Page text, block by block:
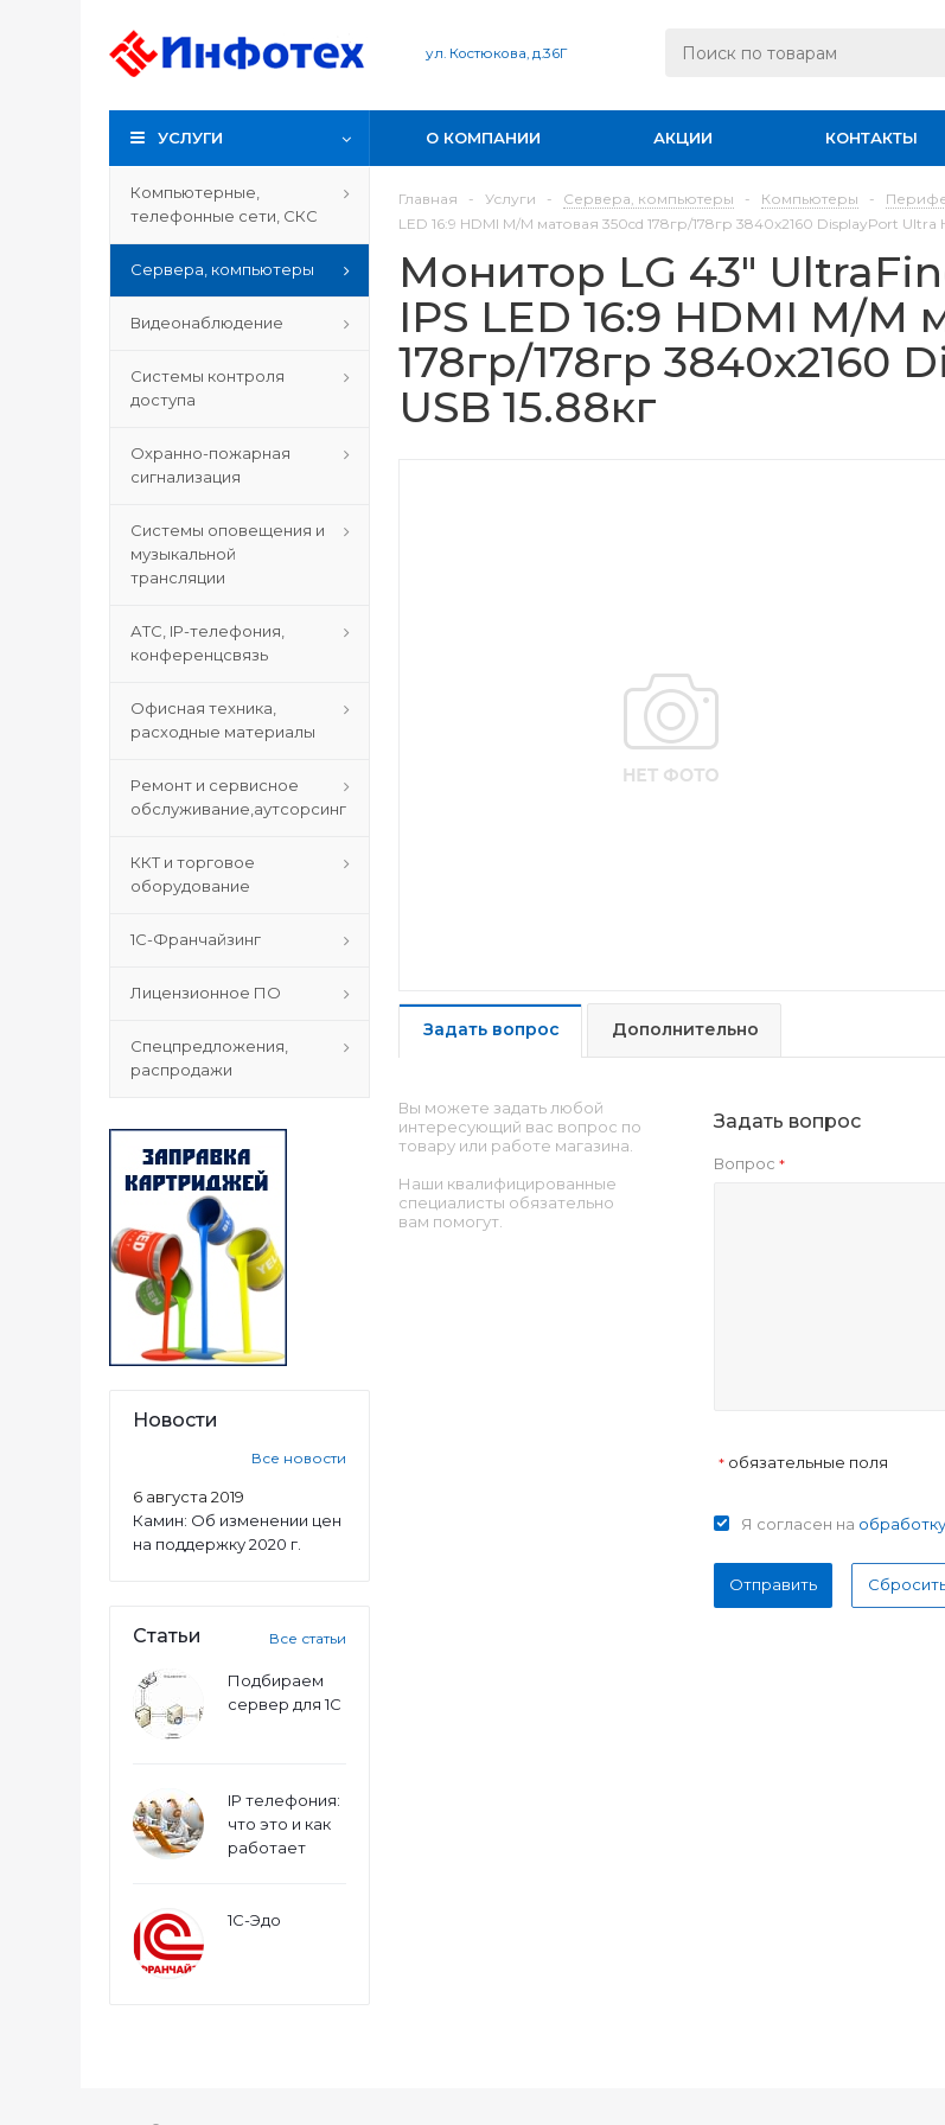
ул. Костюкова, д.36Г
УСЛУГИ О КОМПАНИИ АКЦИИ КОНТАКТЫ
Компьютерные,
телефонные сети, СКС
Сервера, компьютеры
Видеонаблюдение
Системы контроля
доступа
Охранно-пожарная
сигнализация
Системы оповещения и
музыкальной
трансляции
АТС, IP-телефония,
конференцсвязь
Офисная техника,
расходные материалы
Ремонт и сервисное
обслуживание,аутсорсинг
ККТ и торговое
оборудование
1С-Франчайзинг
Лицензионное ПО
Спецпредложения,
распродажи
Новости
Все новости
6 августа 2019
Камин: Об изменении цен
на поддержку 2020 г.
Статьи Все статьи
Подбираем
сервер для 1С
IP телефония:
что это и как
работает
1С-Эдо
Главная - Услуги - Сервера, компьютеры - Компьютеры -
LED 16:9 HDMI M/M матовая 350cd 178гр/178гр 3840x2160 DisplayPort Ultra
Монитор LG 43"
IPS LED 16:9 HDMI M/M
178гр/178гр 3840x2160
USB 15.88кг
Задать вопрос Дополнительно
Вы можете задать любой
интересующий вас вопрос по
товару или работе магазина.
Наши квалифицированные
специалисты обязательно
вам помогут.
Задать вопрос
Вопрос *
*обязательные поля
Я согласен на
Отправить